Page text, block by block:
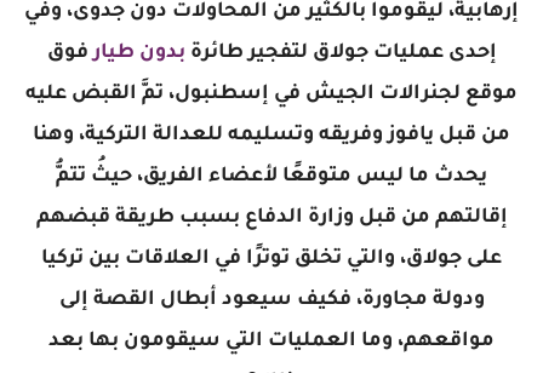
إرهابية، ليقوموا بالكثير من المحاولات دون جدوى، وفي
إحدى عمليات جولاق لتفجير طائرة بدون طيارفوق
موقع لجنرالات الجيش في إسطنبول، تمَّ القبض عليه
من قبل يافوز وفريقه وتسليمه للعدالة التركية، وهنا
يحدث ما ليس متوقعًا لأعضاء الفريق، حيثُ تتمُّ
إقالتهم من قبل وزارة الدفاع بسبب طريقة قبضهم
على جولاق، والتي تخلق توترًا في العلاقات بين تركيا
ودولة مجاورة، فكيف سيعود أبطال القصة إلى
مواقعهم، وما العمليات التي سيقومون بها بعد